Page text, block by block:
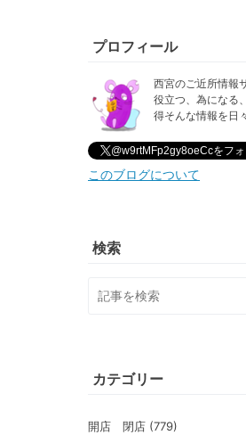
プロフィール
西宮のご近所情報
役立つ、為になる
得そんな情報を日
@w9rtMFp2gy8oeCcをフ
このブログについて
検索
カテゴリー
開店 閉店 (779)